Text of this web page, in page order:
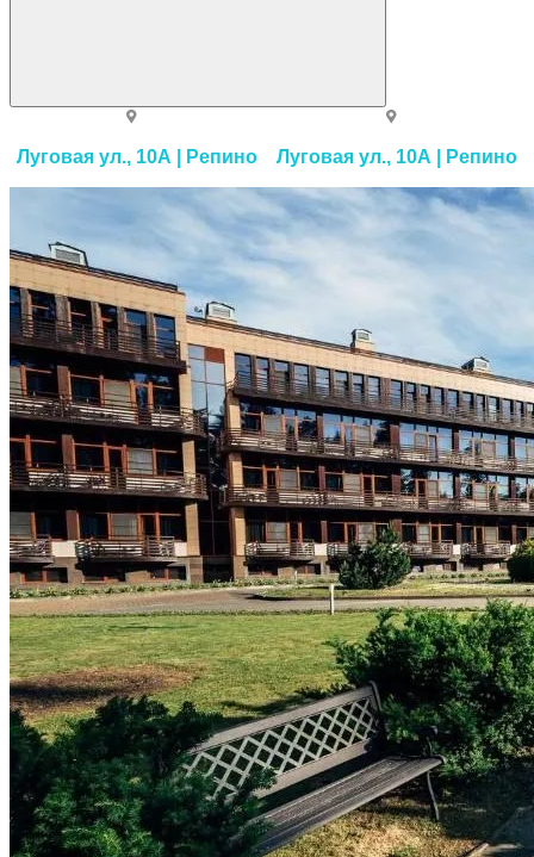
Луговая ул., 10А | Репино Луговая ул., 10А | Репино